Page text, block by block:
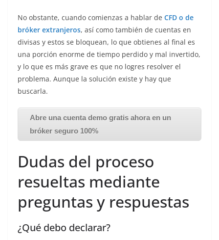
No obstante, cuando comienzas a hablar de CFD o de
bróker extranjeros, así como también de cuentas en
divisas y estos se bloquean, lo que obtienes al final es
una porción enorme de tiempo perdido y mal invertido,
y lo que es más grave es que no logres resolver el
problema. Aunque la solución existe y hay que
buscarla.
Abre una cuenta demo gratis ahora en un
bróker seguro 100%
Dudas del proceso
resueltas mediante
preguntas y respuestas
¿Qué debo declarar?